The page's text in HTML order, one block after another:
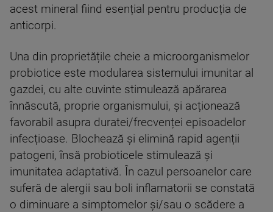
acest mineral fiind esențial pentru producția de
anticorpi.
Una din proprietățile cheie a microorganismelor
probiotice este modularea sistemului imunitar al
gazdei, cu alte cuvinte stimulează apărarea
înnăscută, proprie organismului, și acționează
favorabil asupra duratei/frecvenței episoadelor
infecțioase. Blochează și elimină rapid agenții
patogeni, însă probioticele stimulează și
imunitatea adaptativă. În cazul persoanelor care
suferă de alergii sau boli inflamatorii se constată
o diminuare a simptomelor și/sau o scădere a